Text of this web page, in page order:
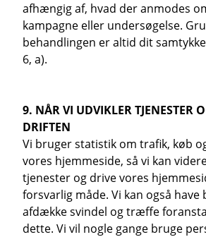
afhængig af, hvad der anmodes
kampagne eller undersøgelse.
behandlingen er altid dit
6, a).
9. NÅR VI UDVIKLER TJENESTER
DRIFTEN
Vi bruger statistik om trafik, køb
vores hjemmeside, så vi kan
tjenester og drive vores
forsvarlig måde. Vi kan også have
afdække svindel og træffe
dette. Vi vil nogle gange bruge